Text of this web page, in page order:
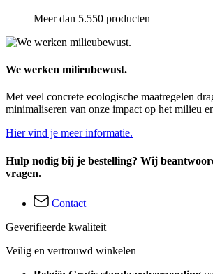
Meer dan 5.550 producten
We werken milieubewust.
Met veel concrete ecologische maatregelen
minimaliseren van onze impact op het milieu
Hier vind je meer informatie.
Hulp nodig bij je bestelling? Wij
vragen.
Contact
Geverifieerde kwaliteit
Veilig en vertrouwd winkelen